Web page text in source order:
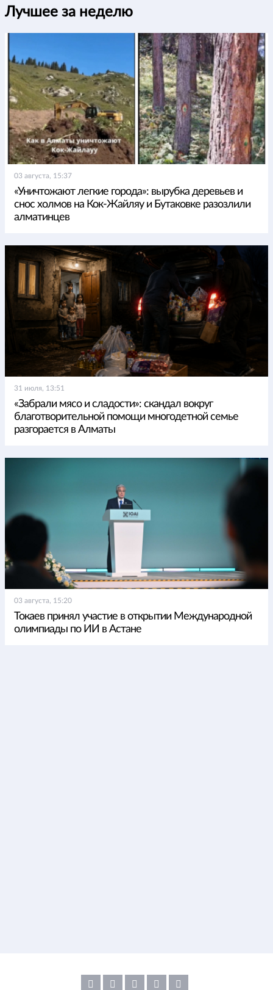
Лучшее за неделю
03 августа, 15:37
«Уничтожают легкие города»: вырубка деревьев и
снос холмов на Кок-Жайляу и Бутаковке разозлили
алматинцев
31 июля, 13:51
«Забрали мясо и сладости»: скандал вокруг
благотворительной помощи многодетной семье
разгорается в Алматы
03 августа, 15:20
Токаев принял участие в открытии Международной
олимпиады по ИИ в Астане